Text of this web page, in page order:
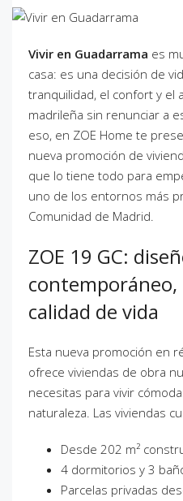
Vivir en Guadarrama es
casa: es una decisión de
tranquilidad, el confort y el
madrileña sin renunciar a
eso, en ZOE Home te
nueva promoción de
que lo tiene todo para
uno de los entornos más
Comunidad de Madrid.
ZOE 19 GC:
calidad de vida
Esta nueva promoción en
ofrece viviendas de obra
necesitas para vivir
naturaleza. Las viviendas
Desde 202 m²
4 dormitorios y 3
Parcelas privadas